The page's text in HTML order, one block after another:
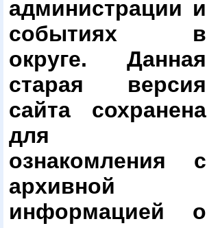
администрации и
событиях в
округе. Данная
старая версия
сайта сохранена
для
ознакомления с
архивной
информацией о